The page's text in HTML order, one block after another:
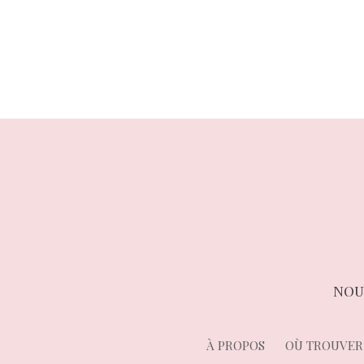
À PROPOS OÙ TROUVER